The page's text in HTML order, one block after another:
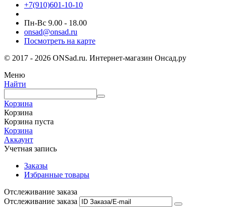
+7(910)601-10-10
Пн-Вс 9.00 - 18.00
onsad@onsad.ru
Посмотреть на карте
© 2017 - 2026 ONSad.ru. Интернет-магазин Онсад.ру
Меню
Найти
Корзина
Корзина
Корзина пуста
Корзина
Аккаунт
Учетная запись
Заказы
Избранные товары
Отслеживание заказа
Отслеживание заказа